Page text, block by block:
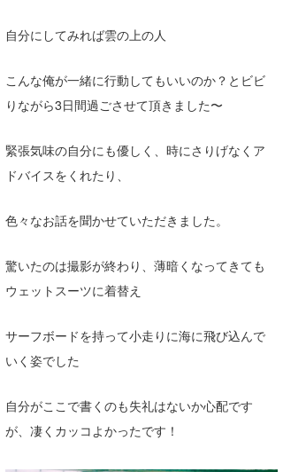
自分にしてみれば雲の上の人
こんな俺が一緒に行動してもいいのか？とビビ
りながら3日間過ごさせて頂きました〜
緊張気味の自分にも優しく、時にさりげなくア
ドバイスをくれたり、
色々なお話を聞かせていただきました。
驚いたのは撮影が終わり、薄暗くなってきても
ウェットスーツに着替え
サーフボードを持って小走りに海に飛び込んで
いく姿でした
自分がここで書くのも失礼はないか心配です
が、凄くカッコよかったです！